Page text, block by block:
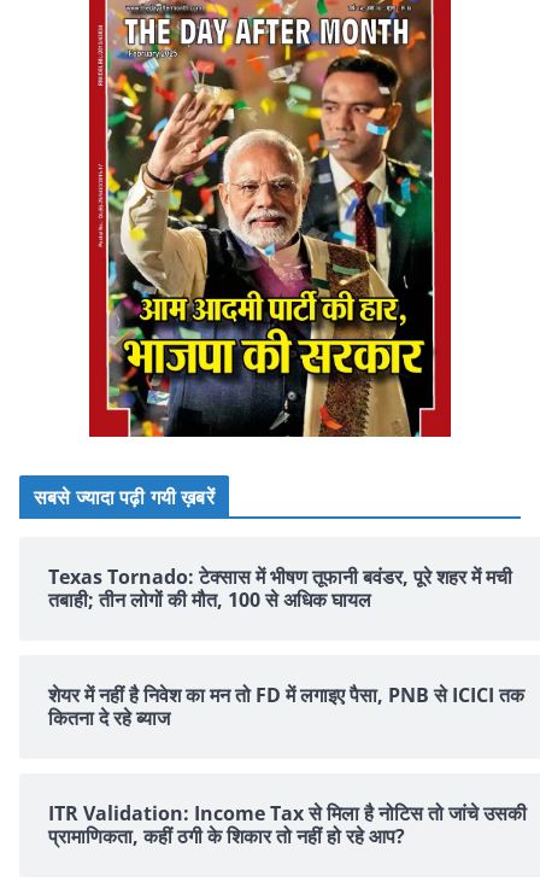
सबसे ज्यादा पढ़ी गयी ख़बरें
Texas Tornado: टेक्सास में भीषण तूफानी बवंडर, पूरे शहर में मची
तबाही; तीन लोगों की मौत, 100 से अधिक घायल
शेयर में नहीं है न‍िवेश का मन तो FD में लगाइए पैसा, PNB से ICICI तक
क‍ितना दे रहे ब्‍याज
ITR Validation: Income Tax से मिला है नोटिस तो जांचे उसकी
प्रामाणिकता, कहीं ठगी के शिकार तो नहीं हो रहे आप?